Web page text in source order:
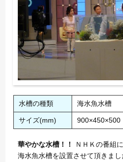
水槽の種類 海水魚水槽
サイズ(mm) 900×450×500
華やかな水槽！！
ＮＨＫの番組
海水魚水槽を設置させて頂きま